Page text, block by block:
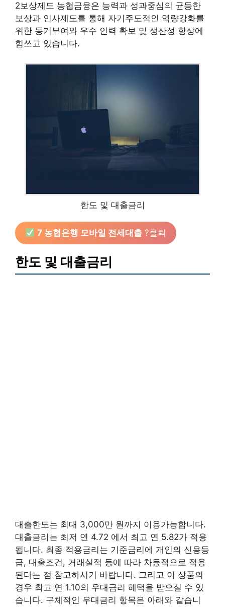
2보상제도 농협금융은 능력과 성과중심의 균등한
보상과 인사제도를 통해 자기주도적인 역량강화를
위한 동기부여와 우수 인력 확보 및 생산성 향상에
힘쓰고 있습니다.
한도 및 대출금리
7 농협은행 모바일 전세대출 ?클릭
한도 및 대출금리
대출한도는 최대 3,000만 원까지 이용가능합니다.
대출금리는 최저 연 4.72 에서 최고 연 5.82가 적용
됩니다. 최종 적용금리는 기준금리에 개인의 신용등
급, 대출조건, 거래실적 등에 따라 차등적으로 적용
된다는 점 참고하시기 바랍니다. 그리고 이 상품의
경우 최고 연 1.10의 우대금리 혜택을 받으실 수 있
습니다. 구체적인 우대금리 항목은 아래와 같습니